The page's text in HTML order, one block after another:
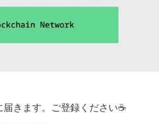
届きます。ご登録ください☕